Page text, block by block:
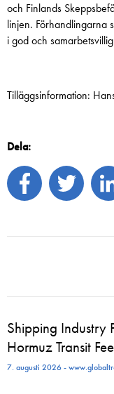
och Finlands
linjen. Förhandlingarna
i god och
Tilläggsinformation:
Dela:
Shipping Industry
Hormuz Transit
7. augusti 2026 -